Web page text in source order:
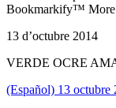
Bookmarkify™ More
13 d’octubre 2014
VERDE OCRE
(Español) 13 octubre